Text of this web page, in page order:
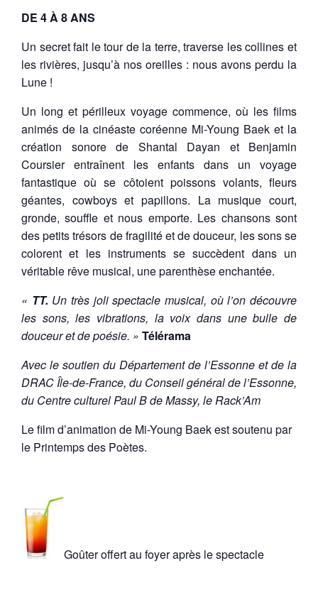
DE 4 À 8 ANS
Un secret fait le tour de la terre, traverse les collines et
les rivières, jusqu’à nos oreilles : nous avons perdu la
Lune !
Un long et périlleux voyage commence, où les films
animés de la cinéaste coréenne Mi-Young Baek et la
création sonore de Shantal Dayan et Benjamin
Coursier entraînent les enfants dans un voyage
fantastique où se côtoient poissons volants, fleurs
géantes, cowboys et papillons. La musique court,
gronde, souffle et nous emporte. Les chansons sont
des petits trésors de fragilité et de douceur, les sons se
colorent et les instruments se succèdent dans un
véritable rêve musical, une parenthèse enchantée.
« TT. Un très joli spectacle musical, où l’on découvre
les sons, les vibrations, la voix dans une bulle de
douceur et de poésie. » Télérama
Avec le soutien du Département de l’Essonne et de la
DRAC Île-de-France, du Conseil général de l’Essonne,
du Centre culturel Paul B de Massy, le Rack’Am
Le film d’animation de Mi-Young Baek est soutenu par
le Printemps des Poètes.
Goûter offert au foyer après le spectacle